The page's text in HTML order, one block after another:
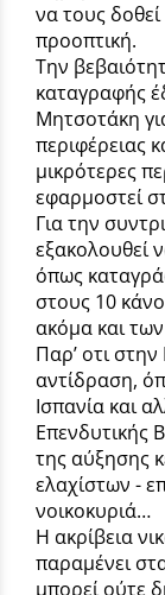
να τους
προοπτική.
Την
καταγραφής
Μητσοτάκη
περιφέρειας
μικρότερες
εφαρμοστεί
Για την
εξακολουθεί
όπως
στους 10
ακόμα και
Παρ’ οτι
αντίδραση,
Ισπανία και
Επενδυτικής
της αύξησης
ελαχίστων -
νοικοκυριά…
Η ακρίβεια
παραμένει
μπορεί ούτε